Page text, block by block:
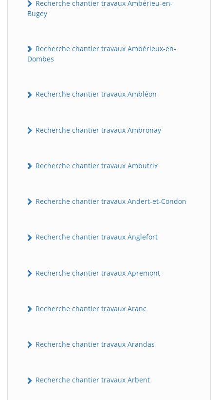
Recherche chantier travaux Ambérieu-en-
Bugey
Recherche chantier travaux Ambérieux-en-
Dombes
Recherche chantier travaux Ambléon
Recherche chantier travaux Ambronay
Recherche chantier travaux Ambutrix
Recherche chantier travaux Andert-et-Condon
Recherche chantier travaux Anglefort
Recherche chantier travaux Apremont
Recherche chantier travaux Aranc
Recherche chantier travaux Arandas
Recherche chantier travaux Arbent